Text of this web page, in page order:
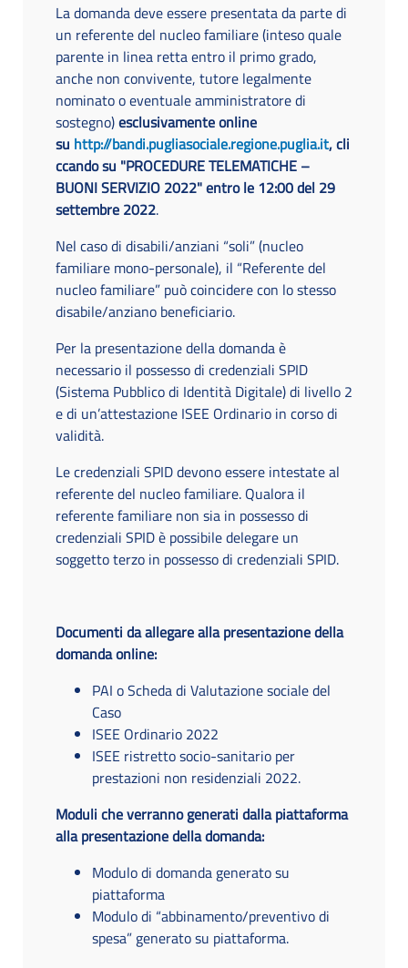
La domanda deve essere presentata da parte di
un referente del nucleo familiare (inteso quale
parente in linea retta entro il primo grado,
anche non convivente, tutore legalmente
nominato o eventuale amministratore di
sostegno)esclusivamente online
su http://bandi.pugliasociale.regione.puglia.it, cli
ccando su "PROCEDURE TELEMATICHE –
BUONI SERVIZIO 2022" entro le 12:00 del 29
settembre 2022.
Nel caso di disabili/anziani “soli” (nucleo
familiare mono-personale), il “Referente del
nucleo familiare” può coincidere con lo stesso
disabile/anziano beneficiario.
Per la presentazione della domanda è
necessario il possesso di credenziali SPID
(Sistema Pubblico di Identità Digitale) di livello 2
e di un’attestazione ISEE Ordinario in corso di
validità.
Le credenziali SPID devono essere intestate al
referente del nucleo familiare. Qualora il
referente familiare non sia in possesso di
credenziali SPID è possibile delegare un
soggetto terzo in possesso di credenziali SPID.
Documenti da allegare alla presentazione della
domanda online:
PAI o Scheda di Valutazione sociale del
Caso
ISEE Ordinario 2022
ISEE ristretto socio-sanitario per
prestazioni non residenziali 2022.
Moduli che verranno generati dalla piattaforma
alla presentazione della domanda:
Modulo di domanda generato su
piattaforma
Modulo di “abbinamento/preventivo di
spesa” generato su piattaforma.